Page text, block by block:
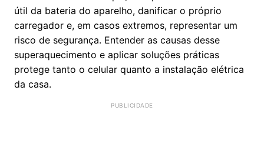
útil da bateria do aparelho, danificar o próprio
carregador e, em casos extremos, representar um
risco de segurança. Entender as causas desse
superaquecimento e aplicar soluções práticas
protege tanto o celular quanto a instalação elétrica
da casa.